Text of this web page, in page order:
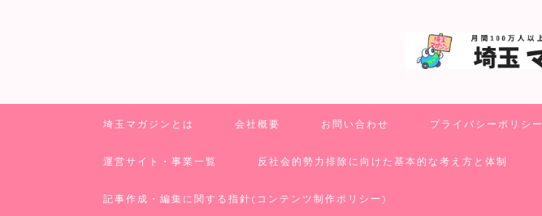
埼玉マガジンとは 会社概要 お問い合わせ プライバシーポリシー
運営サイト・事業一覧 反社会的勢力排除に向けた基本的な考え方と体制
記事作成・編集に関する指針(コンテンツ制作ポリシー)